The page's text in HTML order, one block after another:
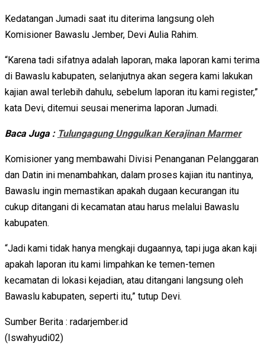
Kedatangan Jumadi saat itu diterima langsung oleh
Komisioner Bawaslu Jember, Devi Aulia Rahim.
“Karena tadi sifatnya adalah laporan, maka laporan kami terima
di Bawaslu kabupaten, selanjutnya akan segera kami lakukan
kajian awal terlebih dahulu, sebelum laporan itu kami register,”
kata Devi, ditemui seusai menerima laporan Jumadi.
Baca Juga : Tulungagung Unggulkan Kerajinan Marmer
Komisioner yang membawahi Divisi Penanganan Pelanggaran
dan Datin ini menambahkan, dalam proses kajian itu nantinya,
Bawaslu ingin memastikan apakah dugaan kecurangan itu
cukup ditangani di kecamatan atau harus melalui Bawaslu
kabupaten.
“Jadi kami tidak hanya mengkaji dugaannya, tapi juga akan kaji
apakah laporan itu kami limpahkan ke temen-temen
kecamatan di lokasi kejadian, atau ditangani langsung oleh
Bawaslu kabupaten, seperti itu,” tutup Devi.
Sumber Berita : radarjember.id
(Iswahyudi02)